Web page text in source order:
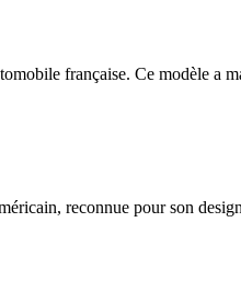
française. Ce modèle
reconnue pour son